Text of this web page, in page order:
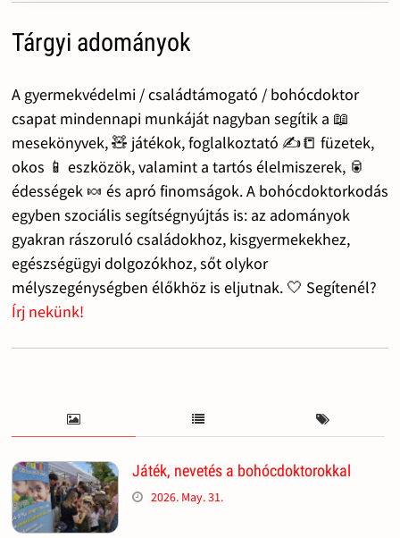
Tárgyi adományok
A gyermekvédelmi / családtámogató / bohócdoktor
csapat mindennapi munkáját nagyban segítik a 📖
mesekönyvek, 🧸 játékok, foglalkoztató ✍️📒 füzetek,
okos 📱 eszközök, valamint a tartós élelmiszerek, 🥫
édességek 🍬 és apró finomságok. A bohócdoktorkodás
egyben szociális segítségnyújtás is: az adományok
gyakran rászoruló családokhoz, kisgyermekekhez,
egészségügyi dolgozókhoz, sőt olykor
mélyszegénységben élőkhöz is eljutnak. 🤍 Segítenél?
Írj nekünk!
Játék, nevetés a bohócdoktorokkal
2026. May. 31.